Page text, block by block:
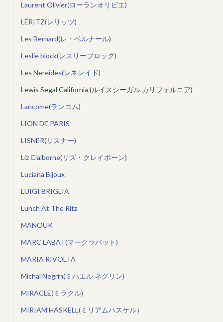
Laurent Olivier(ローランオリビエ)
LERITZ(レリッツ)
Les Bernard(レ・ベルナール)
Leslie block(レスリーブロック)
Les Nereides(レネレイド)
Lewis Segal California (ルイスシーガル カリフォルニア)
Lancome(ランコム)
LION DE PARIS
LISNER(リスナー)
Liz Claiborne(リズ・クレイボーン)
Luciana Bijoux
LUIGI BRIGLIA
Lunch At The Ritz
MANOUK
MARC LABAT(マークラバット)
MARIA RIVOLTA
Michal Negrin(ミハエル ネグリン)
MIRACLE(ミラクル)
MIRIAM HASKELL(ミリアムハスケル）